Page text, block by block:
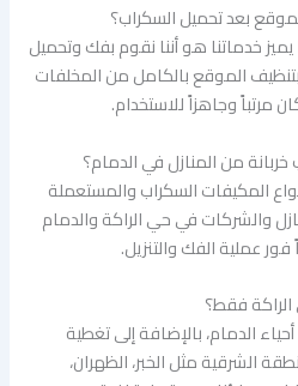
بعد تحميل السكراب؟
يميز خدماتنا هو أننا نقوم بفك وتحميل
الموقع بالكامل من المخلفات
مرتباً وجاهزاً للاستخدام.
من المنازل في الدمام؟
المكيفات السكراب والمستعملة
والشركات في حي الراكة والدمام
عملية الفك والتنزيل.
فقط؟
الدمام، بالإضافة إلى تغطية
الشرقية مثل الخبر، الظهران،